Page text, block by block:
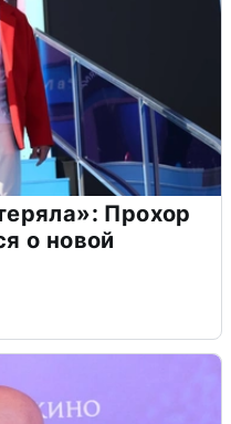
Прохор
о новой